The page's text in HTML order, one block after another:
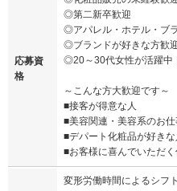
応募資
格
◎第二新卒歓迎
◎アパレル・ホテル・ブ
◎ブランドが好きな方歓
◎20～30代女性が活躍中
～こんな方大歓迎です～
■接客が得意な人
■美容関連・美容系のお
■デパート化粧品が好きな
■お客様に喜んでいただ
変形労働時間によるシフ